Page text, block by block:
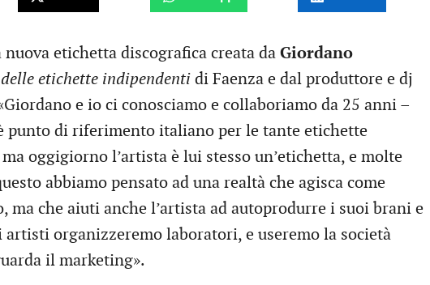
nuova etichetta discografica creata da Giordano
etichette indipendenti di Faenza e dal produttore e dj
e io ci conosciamo e collaboriamo da 25 anni –
punto di riferimento italiano per le tante etichette
oggigiorno l’artista è lui stesso un’etichetta, e molte
abbiamo pensato ad una realtà che agisca come
ma che aiuti anche l’artista ad autoprodurre i suoi brani e
organizzeremo laboratori, e useremo la società
il marketing».